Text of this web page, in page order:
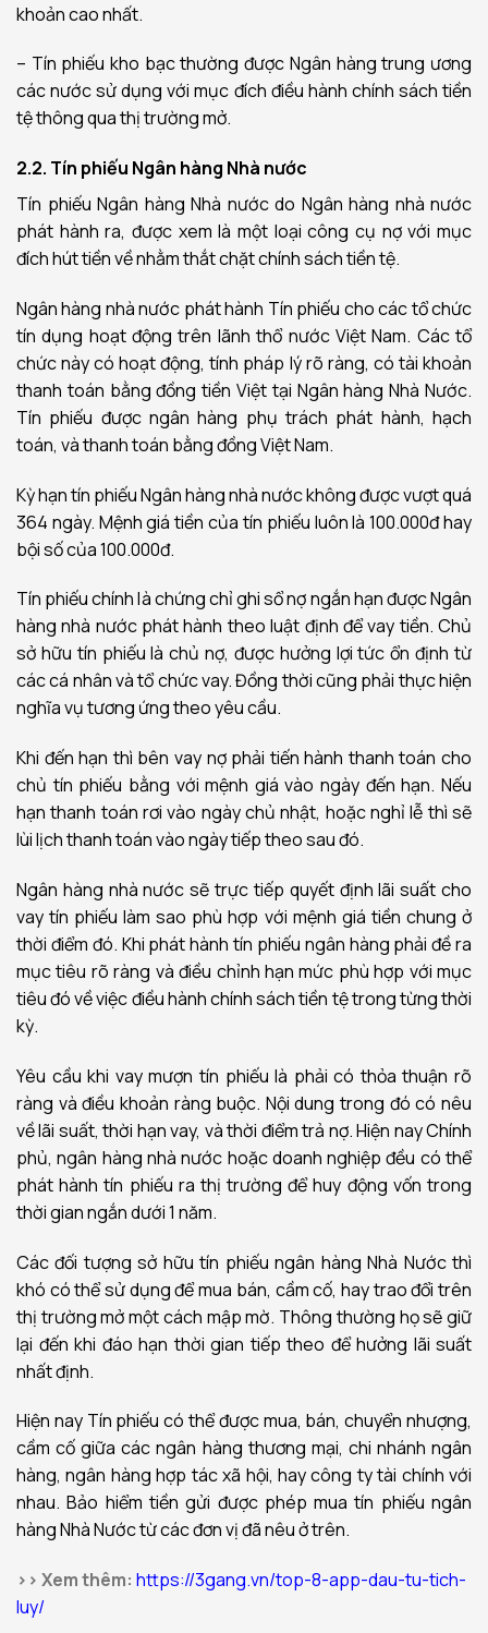
khoản cao nhất.
– Tín phiếu kho bạc thường được Ngân hàng trung ương
các nước sử dụng với mục đích điều hành chính sách tiền
tệ thông qua thị trường mở.
2.2. Tín phiếu Ngân hàng Nhà nước
Tín phiếu Ngân hàng Nhà nước do Ngân hàng nhà nước
phát hành ra, được xem là một loại công cụ nợ với mục
đích hút tiền về nhằm thắt chặt chính sách tiền tệ.
Ngân hàng nhà nước phát hành Tín phiếu cho các tổ chức
tín dụng hoạt động trên lãnh thổ nước Việt Nam. Các tổ
chức này có hoạt động, tính pháp lý rõ ràng, có tài khoản
thanh toán bằng đồng tiền Việt tại Ngân hàng Nhà Nước.
Tín phiếu được ngân hàng phụ trách phát hành, hạch
toán, và thanh toán bằng đồng Việt Nam.
Kỳ hạn tín phiếu Ngân hàng nhà nước không được vượt quá
364 ngày. Mệnh giá tiền của tín phiếu luôn là 100.000đ hay
bội số của 100.000đ.
Tín phiếu chính là chứng chỉ ghi sổ nợ ngắn hạn được Ngân
hàng nhà nước phát hành theo luật định để vay tiền. Chủ
sở hữu tín phiếu là chủ nợ, được hưởng lợi tức ổn định từ
các cá nhân và tổ chức vay. Đồng thời cũng phải thực hiện
nghĩa vụ tương ứng theo yêu cầu.
Khi đến hạn thì bên vay nợ phải tiến hành thanh toán cho
chủ tín phiếu bằng với mệnh giá vào ngày đến hạn. Nếu
hạn thanh toán rơi vào ngày chủ nhật, hoặc nghỉ lễ thì sẽ
lùi lịch thanh toán vào ngày tiếp theo sau đó.
Ngân hàng nhà nước sẽ trực tiếp quyết định lãi suất cho
vay tín phiếu làm sao phù hợp với mệnh giá tiền chung ở
thời điểm đó. Khi phát hành tín phiếu ngân hàng phải đề ra
mục tiêu rõ ràng và điều chỉnh hạn mức phù hợp với mục
tiêu đó về việc điều hành chính sách tiền tệ trong từng thời
kỳ.
Yêu cầu khi vay mượn tín phiếu là phải có thỏa thuận rõ
ràng và điều khoản ràng buộc. Nội dung trong đó có nêu
về lãi suất, thời hạn vay, và thời điểm trả nợ. Hiện nay Chính
phủ, ngân hàng nhà nước hoặc doanh nghiệp đều có thể
phát hành tín phiếu ra thị trường để huy động vốn trong
thời gian ngắn dưới 1 năm.
Các đối tượng sở hữu tín phiếu ngân hàng Nhà Nước thì
khó có thể sử dụng để mua bán, cầm cố, hay trao đổi trên
thị trường mở một cách mập mờ. Thông thường họ sẽ giữ
lại đến khi đáo hạn thời gian tiếp theo để hưởng lãi suất
nhất định.
Hiện nay Tín phiếu có thể được mua, bán, chuyển nhượng,
cầm cố giữa các ngân hàng thương mại, chi nhánh ngân
hàng, ngân hàng hợp tác xã hội, hay công ty tài chính với
nhau. Bảo hiểm tiền gửi được phép mua tín phiếu ngân
hàng Nhà Nước từ các đơn vị đã nêu ở trên.
>> Xem thêm: https://3gang.vn/top-8-app-dau-tu-tich-
luy/